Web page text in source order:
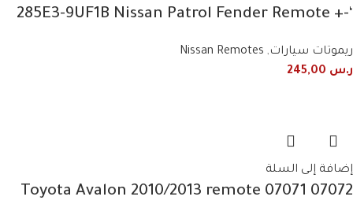
‘-285E3-9UF1B Nissan Patrol Fender Remote +
ريموتات سيارات,
Nissan Remotes
ر.س
إضافة إلى السلة
07072 07071 Toyota Avalon 2010/2013 remote